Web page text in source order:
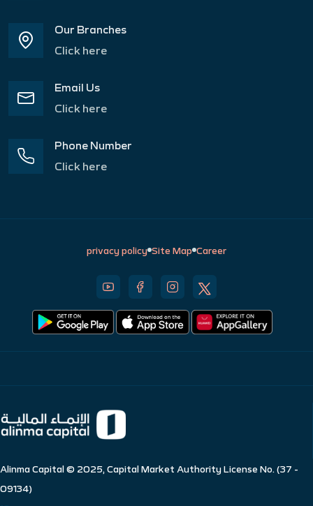
Our Branches
Click here
Email Us
Click here
Phone Number
Click here
privacy policy Site Map Career
Alinma Capital © 2025, Capital Market Authority License No. (37 -
09134)